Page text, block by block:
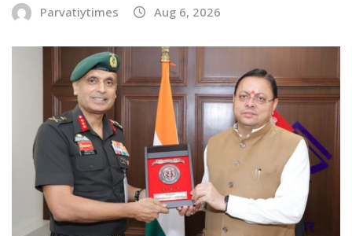
Parvatiytimes Aug 6, 2026